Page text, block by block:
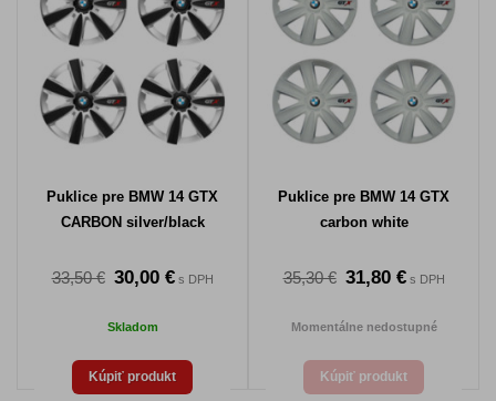
Puklice pre BMW 14 GTX
CARBON silver/black
33,50 € 30,00 €s DPH
Skladom
Kúpiť produkt
Puklice pre BMW 14 GTX
carbon white
35,30 € 31,80 €s DPH
Momentálne nedostupné
Kúpiť produkt